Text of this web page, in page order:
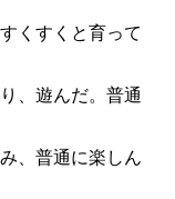
くすくと育って
、遊んだ。普通
、普通に楽しん